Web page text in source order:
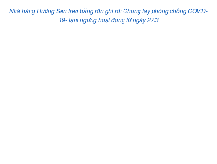
Nhà hàng Hương Sen treo băng rôn ghi rõ: Chung tay phòng chống COVID-
19- tạm ngưng hoạt động từ ngày 27/3